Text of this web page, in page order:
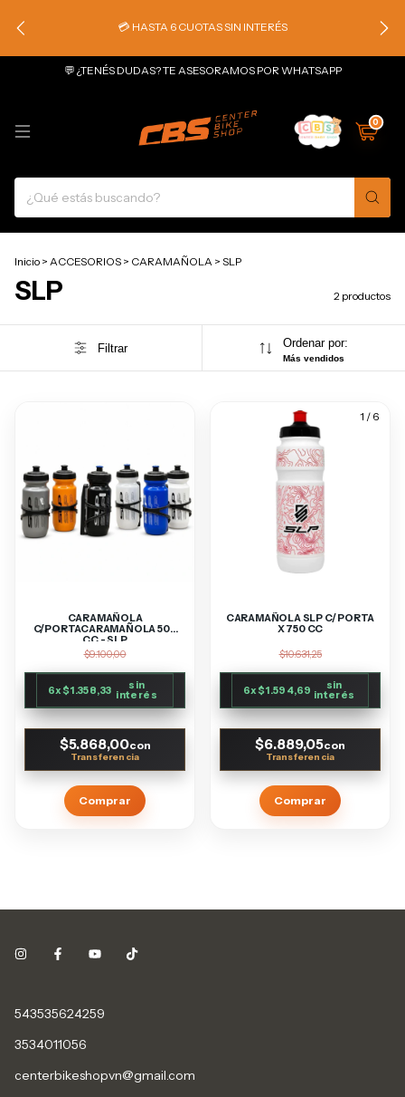
💳 HASTA 6 CUOTAS SIN INTERÉS
💬 ¿TENÉS DUDAS? TE ASESORAMOS POR WHATSAPP
0
Inicio > ACCESORIOS > CARAMAÑOLA > SLP
SLP 2 productos
Filtrar Ordenar por:
Más vendidos
CARAMAÑOLA
C/PORTACARAMAÑOLA 500
CC - SLP
$9.100,00
6x$1.358,33 sin
interés
$5.868,00con
Comprar
1 / 6
CARAMAÑOLA SLP C/ PORTA
X 750 CC
$10.631,25
6x$1.594,69 sin
interés
$6.889,05con
Comprar
543535624259
3534011056
centerbikeshopvn@gmail.com